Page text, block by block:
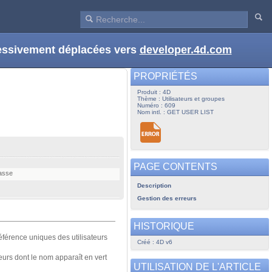
déplacées vers developer.4d.com
uniques des utilisateurs
dont le nom apparaît en vert
PROPRIÉTÉS
Produit : 4D
Thème : Utilisateurs et groupes
Numéro : 609
Nom intl. : GET USER LIST
PAGE CONTENTS
Description
Gestion des erreurs
HISTORIQUE
Créé : 4D v6
UTILISATION DE L'ARTICLE